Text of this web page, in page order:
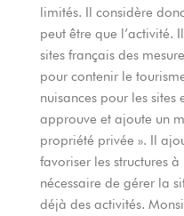
limités. Il considère
peut être que l’activité.
sites français des
pour contenir le
nuisances pour les sites
approuve et ajoute un
propriété privée ». Il
favoriser les structures
nécessaire de gérer la
déjà des activités.